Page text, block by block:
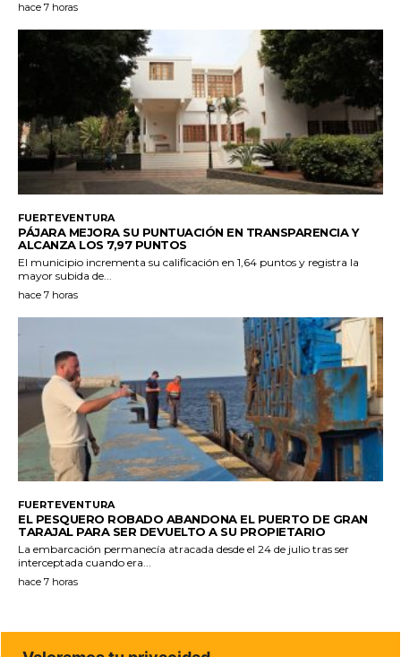
hace 7 horas
FUERTEVENTURA
PÁJARA MEJORA SU PUNTUACIÓN EN TRANSPARENCIA Y
ALCANZA LOS 7,97 PUNTOS
El municipio incrementa su calificación en 1,64 puntos y registra la
mayor subida de...
hace 7 horas
FUERTEVENTURA
EL PESQUERO ROBADO ABANDONA EL PUERTO DE GRAN
TARAJAL PARA SER DEVUELTO A SU PROPIETARIO
La embarcación permanecía atracada desde el 24 de julio tras ser
interceptada cuando era...
hace 7 horas